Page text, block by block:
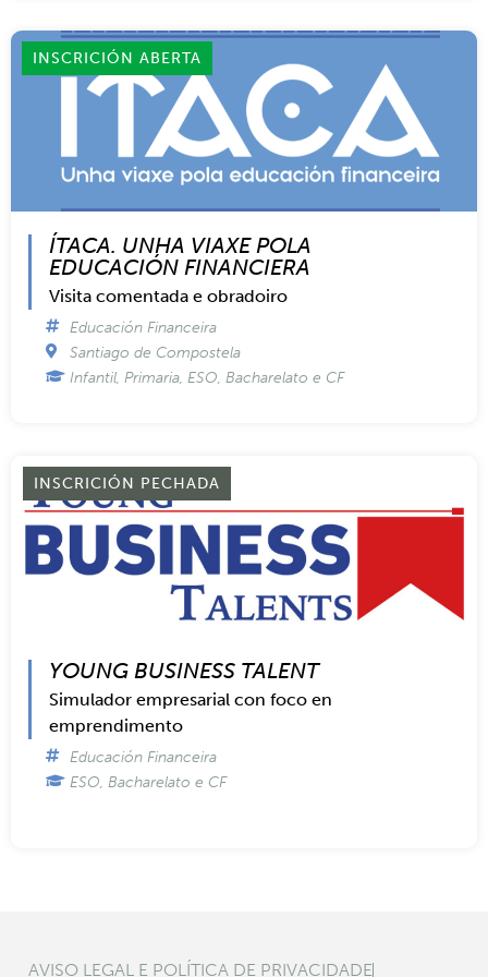
INSCRICIÓN ABERTA
ÍTACA. UNHA VIAXE POLA
EDUCACIÓN FINANCIERA
Visita comentada e obradoiro
Educación Financeira
Santiago de Compostela
Infantil, Primaria, ESO, Bacharelato e CF
INSCRICIÓN PECHADA
YOUNG BUSINESS TALENT
Simulador empresarial con foco en
emprendimento
Educación Financeira
ESO, Bacharelato e CF
AVISO LEGAL E POLÍTICA DE PRIVACIDADE